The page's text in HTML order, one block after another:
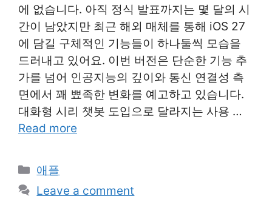
에 없습니다. 아직 정식 발표까지는 몇 달의 시
간이 남았지만 최근 해외 매체를 통해 iOS 27
에 담길 구체적인 기능들이 하나둘씩 모습을
드러내고 있어요. 이번 버전은 단순한 기능 추
가를 넘어 인공지능의 깊이와 통신 연결성 측
면에서 꽤 뾰족한 변화를 예고하고 있습니다.
대화형 시리 챗봇 도입으로 달라지는 사용 …
Read more
Categories
애플
Leave a comment